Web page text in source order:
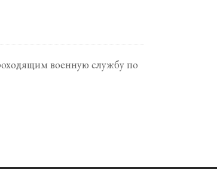
военную службу по